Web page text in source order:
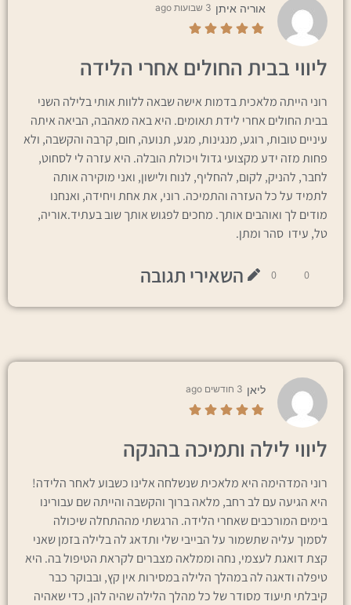
אוריה איתן 3 שבועות ago
ליווי בבית החולים אחרי הלידה
רוני הייתה מלאכית בדמות אישה שבאה ללוות אותי בלילה השני
בבית החולים אחרי לידת תאומים. היא באה מאהבה, הביאה איתה
עיניים טובות, רוגע, מנגינות, מגע, תנועה, חום, קרבה והקשבה, ולא
פחות מזה ידע מקצועי גדול ויכולת הובלה. היא עזרה לי לסחוט,
לחבר, להניק, לקום, להחליף, לנוח ולישון, ואני מוקירה אותה
לתמיד על כל העזרה והתמיכה. רוני, את אחת ויחידה, ואנחנו
מודים לך ואוהבים אותך. מחכים לפגוש אותך שוב בעתיד.אוריה,
טל, עידו סהר ומתן.
0
0 השאירי תגובה
ליאן 3 חודשים ago
ליווי לילה ותמיכה בהנקה
רוני המדהימה היא מלאכית שנשלחה אלינו כשבוע לאחר הלידה!
היא הגיעה עם לב רחב, מלאה ברוך והקשבה והייתה שם עבורינו
בימים המורכבים שאחרי הלידה. הרגשתי מההתחלה שיכולה
לסמוך עליה שתשמור על הבייבי שלי ותדאג לה בלילה בזמן שאני
קצת דואגת לעצמי, נחה וממלאה מצברים לקראת הטיפול בה. היא
טיפלה ודאגה לה במהלך הלילה במסירות אין קץ, ובבוקר כבר
קיבלתי תיעוד מסודר של כל מהלך הלילה שהיה להן, כדי שאהיה